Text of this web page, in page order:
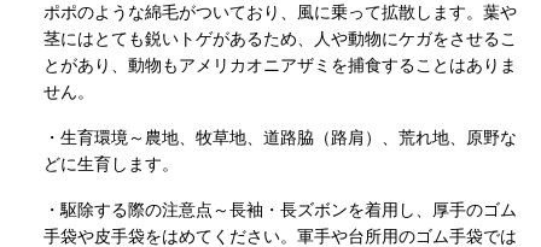
ポポのような綿毛がついており、風に乗って拡散します。葉や
茎にはとても鋭いトゲがあるため、人や動物にケガをさせるこ
とがあり、動物もアメリカオニアザミを捕食することはありま
せん。
・生育環境～農地、牧草地、道路脇（路肩）、荒れ地、原野な
どに生育します。
・駆除する際の注意点～長袖・長ズボンを着用し、厚手のゴム
手袋や皮手袋をはめてください。軍手や台所用のゴム手袋では